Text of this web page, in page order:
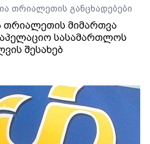
თრიალეთის განცხადებები
მიმართვა
სასამართლოს
შესახებ